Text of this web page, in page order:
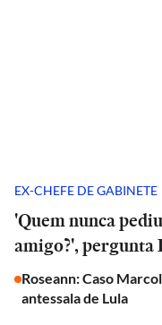
EX-CHEFE DE GABINETE
'Quem nunca
amigo?', pergunta
Roseann: Caso
antessala de Lula